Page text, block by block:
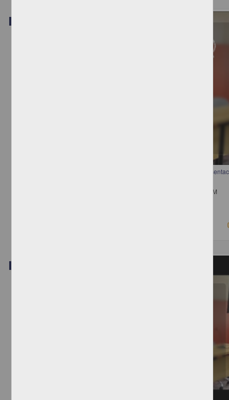
Migrantes Centroamericanos Mutilados: una aproximación a las
Alquisiras Terrones, Luisa - Instituto de Investigaciones Jurídicas, UNAM